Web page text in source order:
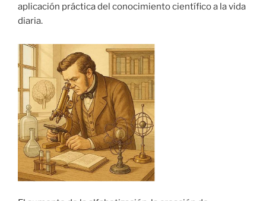
aplicación práctica del conocimiento científico a la vida
diaria.